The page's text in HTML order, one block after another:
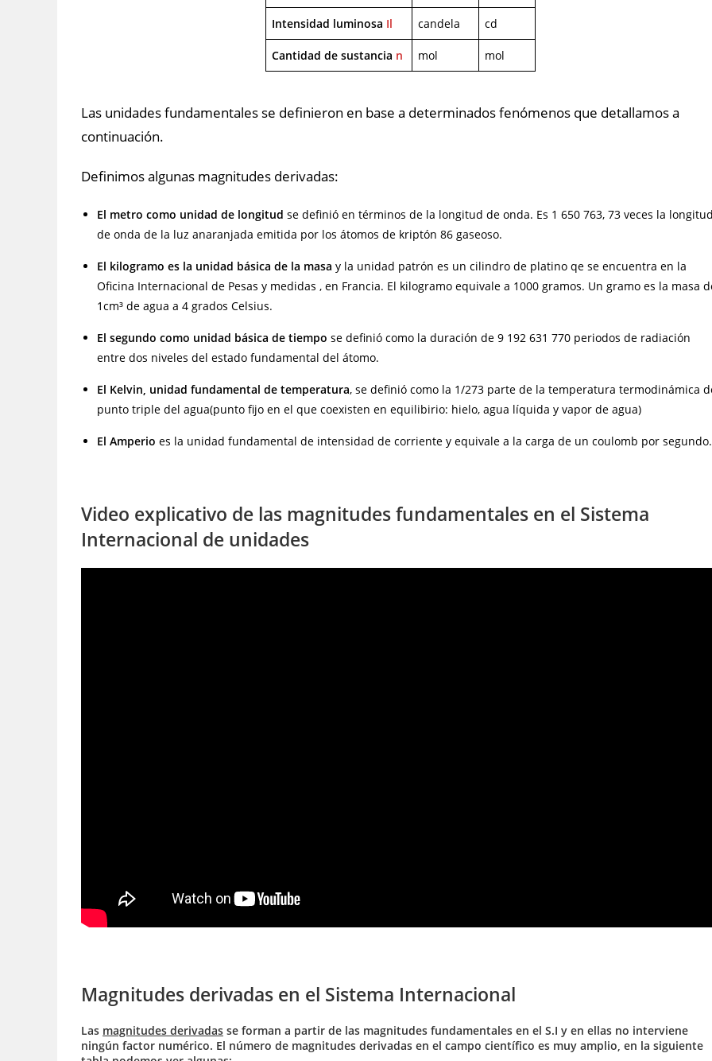
Intensidad luminosa Il candela cd
Cantidad de sustancia n mol mol
Las unidades fundamentales se definieron en base a determinados fenómenos que detallamos a
continuación.
Definimos algunas magnitudes derivadas:
El metro como unidad de longitud se definió en términos de la longitud de onda. Es 1 650 763, 73 veces la
de onda de la luz anaranjada emitida por los átomos de kriptón 86 gaseoso.
El kilogramo es la unidad básica de la masa y la unidad patrón es un cilindro de platino qe se encuentra en la
Oficina Internacional de Pesas y medidas , en Francia. El kilogramo equivale a 1000 gramos. Un gramo es la masa
1cm³ de agua a 4 grados Celsius.
El segundo como unidad básica de tiempo se definió como la duración de 9 192 631 770 periodos de radiación
entre dos niveles del estado fundamental del átomo.
El Kelvin, unidad fundamental de temperatura, se definió como la 1/273 parte de la temperatura termodinámica
punto triple del agua(punto fijo en el que coexisten en equilibirio: hielo, agua líquida y vapor de agua)
El Amperio es la unidad fundamental de intensidad de corriente y equivale a la carga de un coulomb por segundo.
Video explicativo de las magnitudes fundamentales en el Sistema
Internacional de unidades
Magnitudes derivadas en el Sistema Internacional
Las magnitudes derivadas se forman a partir de las magnitudes fundamentales en el S.I y en ellas no interviene
ningún factor numérico. El número de magnitudes derivadas en el campo científico es muy amplio, en la siguiente